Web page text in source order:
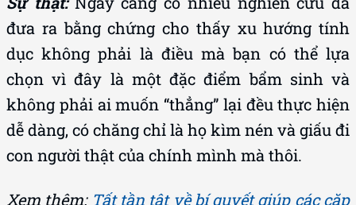
đưa ra bằng chứng cho thấy xu hướng tính
dục không phải là điều mà bạn có thể lựa
chọn vì đây là một đặc điểm bẩm sinh và
không phải ai muốn “thẳng” lại đều thực hiện
dễ dàng, có chăng chỉ là họ kìm nén và giấu đi
con người thật của chính mình mà thôi.
Xem thêm: Tất tần tật về bí quyết giúp các cặp